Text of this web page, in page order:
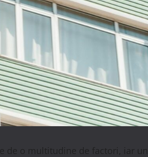
de o multitudine de factori, iar